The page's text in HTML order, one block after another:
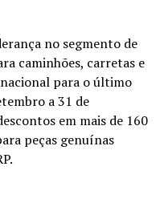
no segmento de
caminhões, carretas e
para o último
a 31 de
em mais de 160
peças genuínas